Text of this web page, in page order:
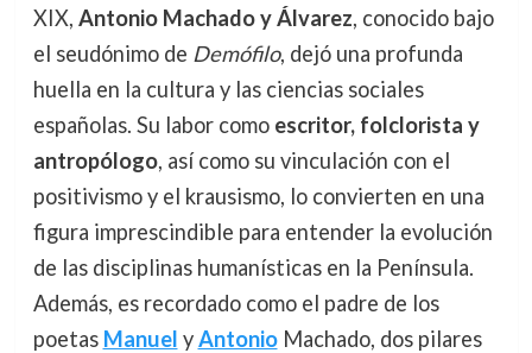
XIX, Antonio Machado y Álvarez, conocido bajo
el seudónimo de Demófilo, dejó una profunda
huella en la cultura y las ciencias sociales
españolas. Su labor como escritor, folclorista y
antropólogo, así como su vinculación con el
positivismo y el krausismo, lo convierten en una
figura imprescindible para entender la evolución
de las disciplinas humanísticas en la Península.
Además, es recordado como el padre de los
poetas Manuel yAntonioMachado, dos pilares